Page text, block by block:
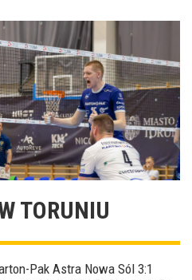
TORUNIU
Pak Astra Nowa Sól 3:1